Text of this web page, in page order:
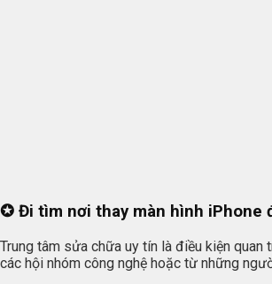
✪ Đi tìm nơi thay màn hình iPhone
Trung tâm sửa chữa uy tín là điều kiện
các hội nhóm công nghệ hoặc từ những